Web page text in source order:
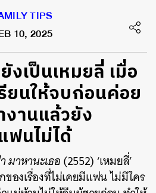
TIPS
10, 2025
งเป็นเหมยลี่ เมื่อ
ยนให้จบก่อนค่อย
านแล้วยัง
ฟนไม่ได้
มาหานะเธอ(2552) ‘เหมยลี่’
ของเรื่องที่ไม่เคยมีแฟน ไม่มีใคร